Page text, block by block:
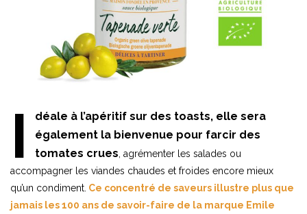
I
déale à l’apéritif sur des toasts, elle sera
également la bienvenue pour farcir des
tomates crues , agrémenter les salades ou
accompagner les viandes chaudes et froides encore mieux
qu’un condiment. Ce concentré de saveurs illustre plus que
jamais les 100 ans de savoir-faire de la marque Emile